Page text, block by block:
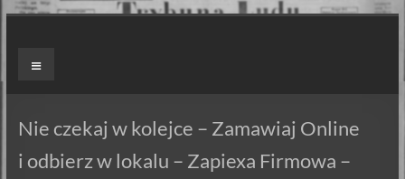
Skip
ZAPIEXY
–
SMAK
Menu
Nie czekaj w kolejce – Zamawiaj Online
i odbierz w lokalu – Zapiexa Firmowa –